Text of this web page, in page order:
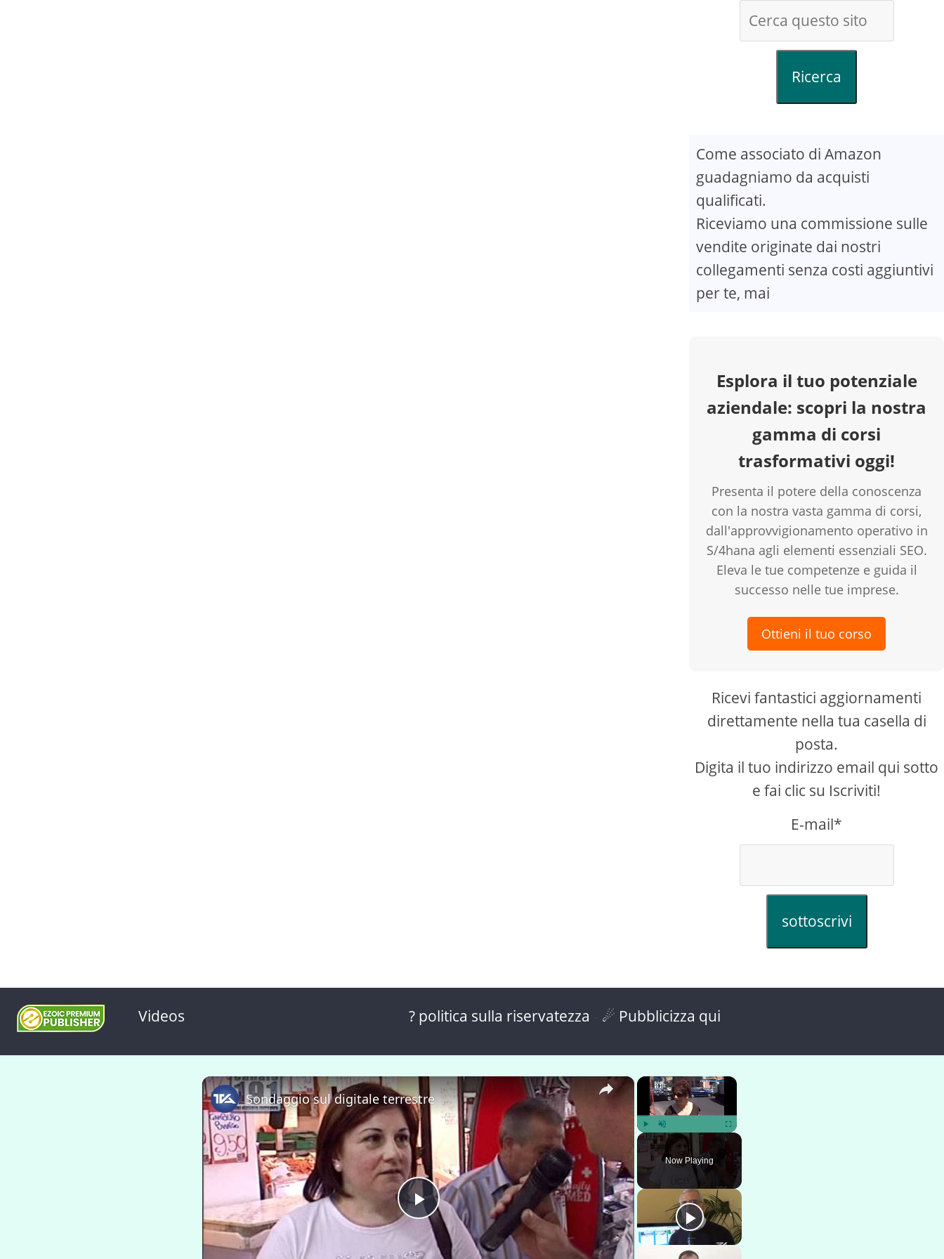
Ricerca
Come associato di Amazon
guadagniamo da acquisti
qualificati.
Riceviamo una commissione sulle
vendite originate dai nostri
collegamenti senza costi aggiuntivi
per te, mai
Esplora il tuo potenziale
aziendale: scopri la nostra
gamma di corsi
trasformativi oggi!
Presenta il potere della conoscenza
con la nostra vasta gamma di corsi,
dall'approvvigionamento operativo in
S/4hana agli elementi essenziali SEO.
Eleva le tue competenze e guida il
successo nelle tue imprese.
Ottieni il tuo corso
Ricevi fantastici aggiornamenti
direttamente nella tua casella di
posta.
Digita il tuo indirizzo email qui sotto
e fai clic su Iscriviti!
E-mail*
sottoscrivi
Videos ? politica sulla riservatezza ☄ Pubblicizza qui
×
Play Unmute Fullscreen
Now Playing
×
P
Sondaggio sul digitale terrestre